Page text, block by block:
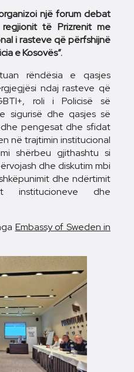
një forum debat
të Prizrenit me
i rasteve që përfshijnë
e Kosovës”.
rëndësia e qasjes
ndaj rasteve që
roli i Policisë së
sigurisë dhe qasjes së
pengesat dhe sfidat
në trajtimin institucional
shërbeu gjithashtu si
dhe diskutim mbi
dhe ndërtimit
institucioneve dhe
Embassy of Sweden in